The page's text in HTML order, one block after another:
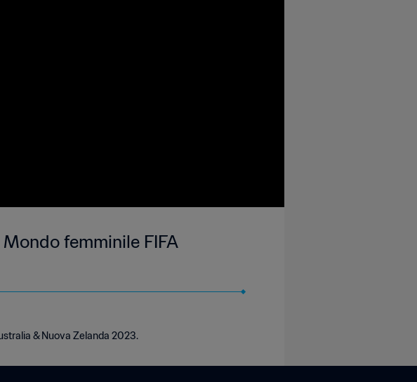
femminile FIFA
& Nuova Zelanda 2023.